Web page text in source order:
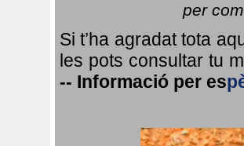
per
Si t’ha agradat tota
les pots consultar tu
-- Informació per es